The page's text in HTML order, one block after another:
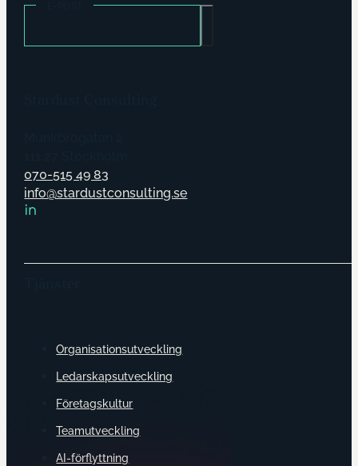
070-515 49 83
info@stardustconsulting.se
Organisationsutveckling
Ledarskapsutveckling
Företagskultur
Teamutveckling
AI-förflyttning